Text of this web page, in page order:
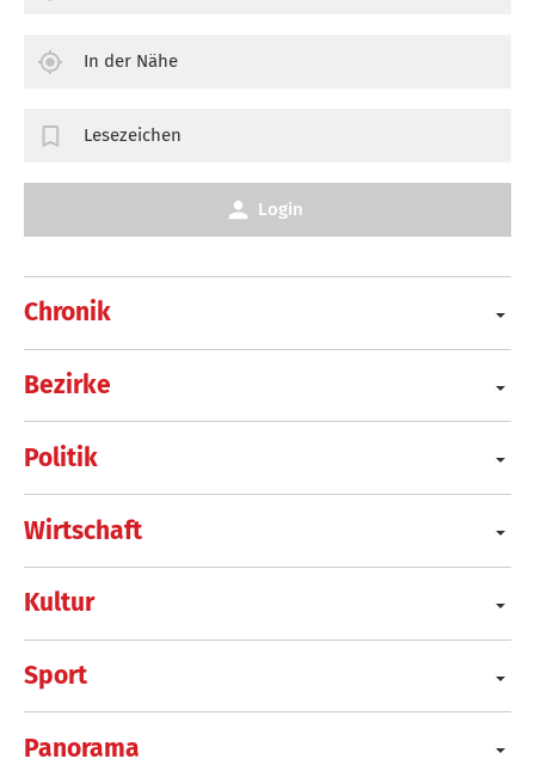
Chronik
Bezirke
Politik
Wirtschaft
Kultur
Sport
Panorama
In der Nähe
Lesezeichen
Login